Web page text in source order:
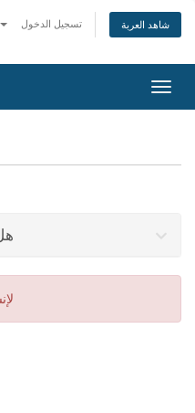
تسجيل الدخول شاهد العربة
تبديل
التنقل